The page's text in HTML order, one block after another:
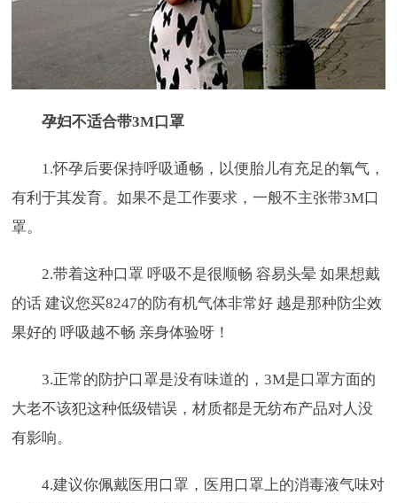
孕妇不适合带3M口罩
1.怀孕后要保持呼吸通畅，以便胎儿有充足的氧气，
有利于其发育。如果不是工作要求，一般不主张带3M口
罩。
2.带着这种口罩 呼吸不是很顺畅 容易头晕 如果想戴
的话 建议您买8247的防有机气体非常好 越是那种防尘效
果好的 呼吸越不畅 亲身体验呀！
3.正常的防护口罩是没有味道的，3M是口罩方面的
大老不该犯这种低级错误，材质都是无纺布产品对人没
有影响。
4.建议你佩戴医用口罩，医用口罩上的消毒液气味对